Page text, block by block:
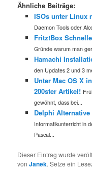
Ähnliche Beiträge:
ISOs unter Linux
Daemon Tools oder
Fritz!Box
Gründe warum man
Hamachi
den Updates 2 und 3
Unter Mac OS X
200ster Artikel!
gewöhnt, dass bei...
Delphi
Informatikunterricht in
Pascal...
Dieser Eintrag wurde
vonJanek. Setze ein